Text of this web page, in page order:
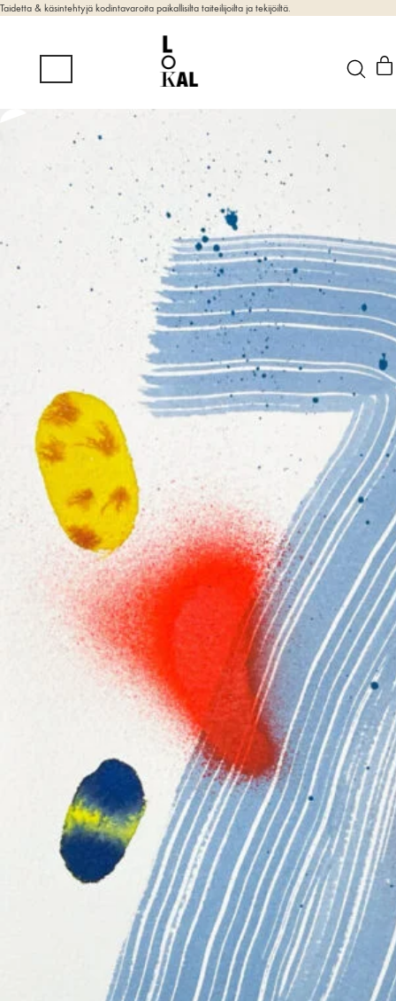
Taidetta & käsintehtyjä kodintavaroita paikallisilta taiteilijoilta ja tekijöiltä.